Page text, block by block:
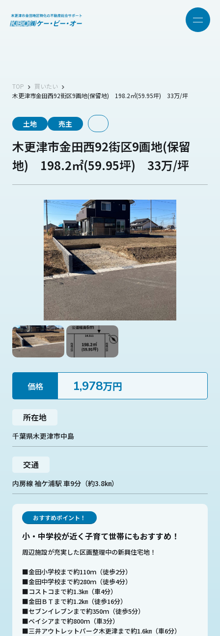
TOP
買いたい
木更津市金田西92街区9画地(保留地) 198.2㎡(59.95坪) 33万/坪
土地 売主
木更津市金田西92街区9画地(保留
地) 198.2㎡(59.95坪) 33万/坪
価格 1,978万円
所在地
千葉県木更津市中島
交通
内房線 袖ケ浦駅 車9分（約3.8㎞）
おすすめポイント！
小・中学校が近く子育て世帯にもおすすめ！
周辺施設が充実した区画整理中の新興住宅地！
■金田小学校まで約110ｍ（徒歩2分）
■金田中学校まで約280ｍ（徒歩4分）
■コストコまで約1.3㎞（車4分）
■金田ＢＴまで約1.2㎞（徒歩16分）
■セブンイレブンまで約350ｍ（徒歩5分）
■ベイシアまで約800ｍ（車3分）
■三井アウトレットパーク木更津まで約1.6㎞（車6分）